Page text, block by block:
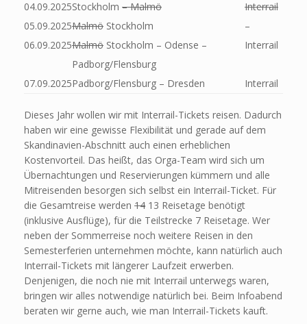
04.09.2025Stockholm – Malmö
Interrail
05.09.2025Malmö Stockholm
–
06.09.2025Malmö Stockholm – Odense –
Padborg/Flensburg
Interrail
07.09.2025Padborg/Flensburg – Dresden Interrail
Dieses Jahr wollen wir mit Interrail-Tickets reisen. Dadurch
haben wir eine gewisse Flexibilität und gerade auf dem
Skandinavien-Abschnitt auch einen erheblichen
Kostenvorteil. Das heißt, das Orga-Team wird sich um
Übernachtungen und Reservierungen kümmern und alle
Mitreisenden besorgen sich selbst ein Interrail-Ticket. Für
die Gesamtreise werden 14 13 Reisetage benötigt
(inklusive Ausflüge), für die Teilstrecke 7 Reisetage. Wer
neben der Sommerreise noch weitere Reisen in den
Semesterferien unternehmen möchte, kann natürlich auch
Interrail-Tickets mit längerer Laufzeit erwerben.
Denjenigen, die noch nie mit Interrail unterwegs waren,
bringen wir alles notwendige natürlich bei. Beim Infoabend
beraten wir gerne auch, wie man Interrail-Tickets kauft.